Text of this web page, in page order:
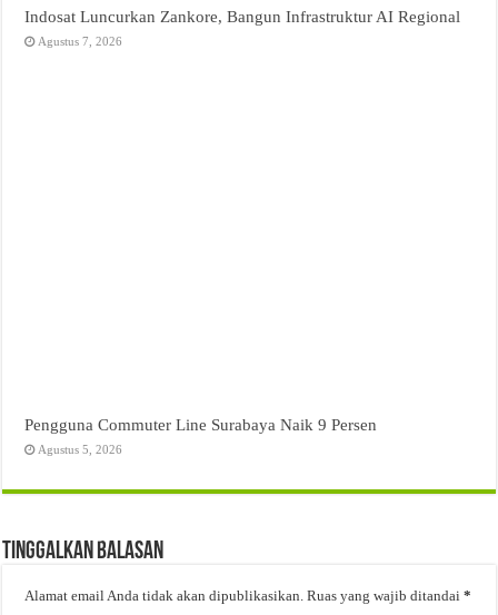
Indosat Luncurkan Zankore, Bangun Infrastruktur AI Regional
Agustus 7, 2026
Pengguna Commuter Line Surabaya Naik 9 Persen
Agustus 5, 2026
Tinggalkan Balasan
Alamat email Anda tidak akan dipublikasikan. Ruas yang wajib ditandai*